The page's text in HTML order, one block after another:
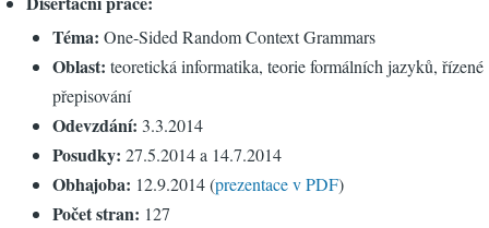
Téma: One-Sided Random Context Grammars
Oblast: teoretická informatika, teorie formálních jazyků, řízené
přepisování
Odevzdání: 3.3.2014
Posudky: 27.5.2014 a 14.7.2014
Obhajoba: 12.9.2014 (prezentace v PDF)
Počet stran: 127